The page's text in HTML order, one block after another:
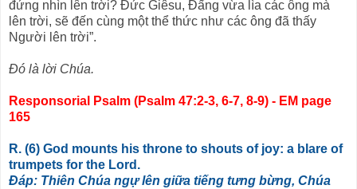
đứng nhìn lên trời? Ðức Giêsu, Ðấng vừa lìa các ông mà
lên trời, sẽ đến cùng một thể thức như các ông đã thấy
Người lên trời”.
Ðó là lời Chúa.
Responsorial Psalm (Psalm 47:2-3, 6-7, 8-9) - EM page
165
R. (6) God mounts his throne to shouts of joy: a blare of
trumpets for the Lord.
Ðáp: Thiên Chúa ngự lên giữa tiếng tưng bừng, Chúa